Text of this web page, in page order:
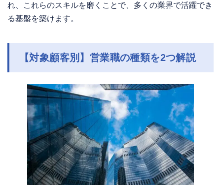
れ、これらのスキルを磨くことで、多くの業界で活躍でき
る基盤を築けます。
【対象顧客別】営業職の種類を2つ解説